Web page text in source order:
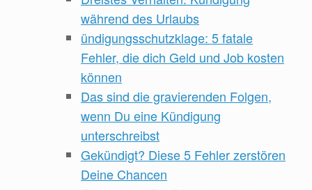
während des Urlaubs
ündigungsschutzklage: 5 fatale
Fehler, die dich Geld und Job kosten
können
Das sind die gravierenden Folgen,
wenn Du eine Kündigung
unterschreibst
Gekündigt? Diese 5 Fehler zerstören
Deine Chancen